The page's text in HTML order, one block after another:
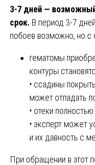
3-7 дней —
срок. В период 3-7
побоев возможно, но с
гематомы
контуры
• ссадины
может отпадать
• отеки
• эксперт может
и их давность с
При обращении в этот